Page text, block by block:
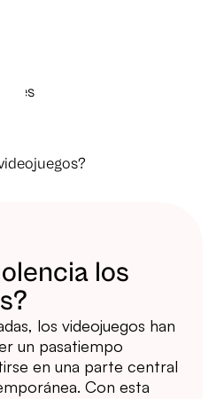
los
los videojuegos han
un pasatiempo
en una parte central
Con esta